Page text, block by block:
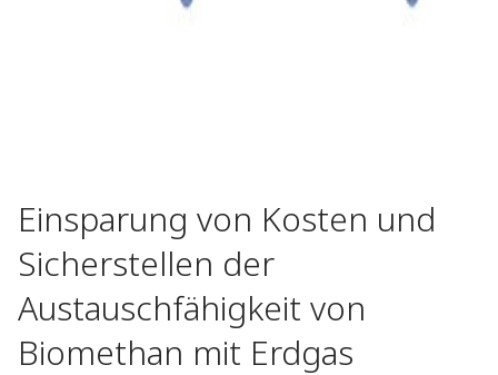
Einsparung von Kosten und
Sicherstellen der
Austauschfähigkeit von
Biomethan mit Erdgas